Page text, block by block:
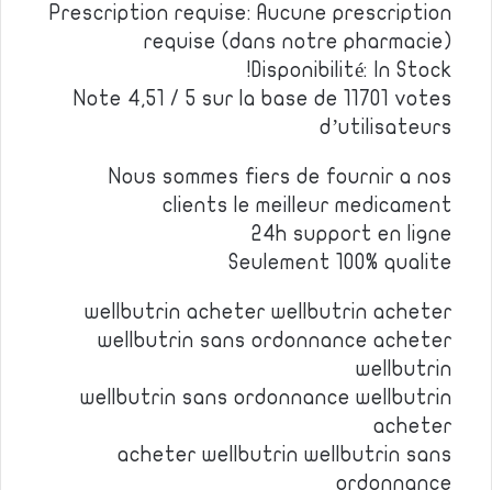
Prescription requise: Aucune prescription
requise (dans notre pharmacie)
Disponibilité: In Stock!
Note 4,51 / 5 sur la base de 11701 votes
d’utilisateurs
Nous sommes fiers de fournir a nos
clients le meilleur medicament
24h support en ligne
Seulement 100% qualite
wellbutrin acheter wellbutrin acheter
wellbutrin sans ordonnance acheter
wellbutrin
wellbutrin sans ordonnance wellbutrin
acheter
acheter wellbutrin wellbutrin sans
ordonnance